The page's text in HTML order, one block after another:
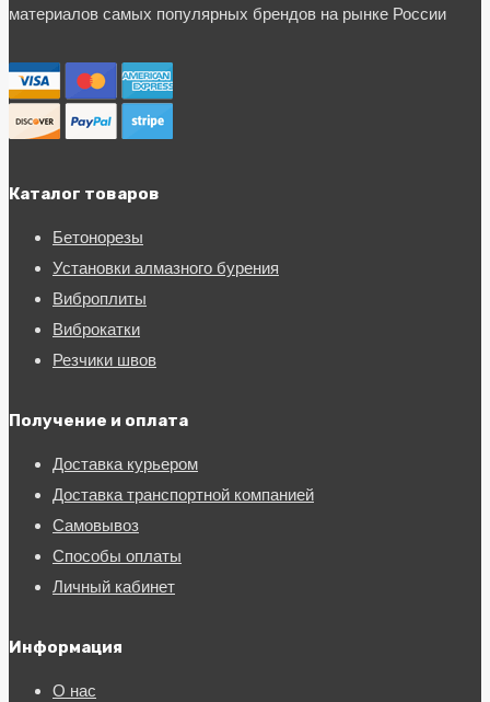
материалов самых популярных брендов на рынке России
Каталог товаров
Бетонорезы
Установки алмазного бурения
Виброплиты
Виброкатки
Резчики швов
Получение и оплата
Доставка курьером
Доставка транспортной компанией
Самовывоз
Способы оплаты
Личный кабинет
Информация
О нас